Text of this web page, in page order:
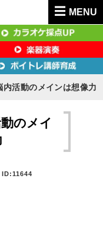
MENU
名古屋・京都で
｜VERY MERRY
ー）
気」になれるボイトレ教室｜
内活動のメインは想像力
のメイ
ID:11644